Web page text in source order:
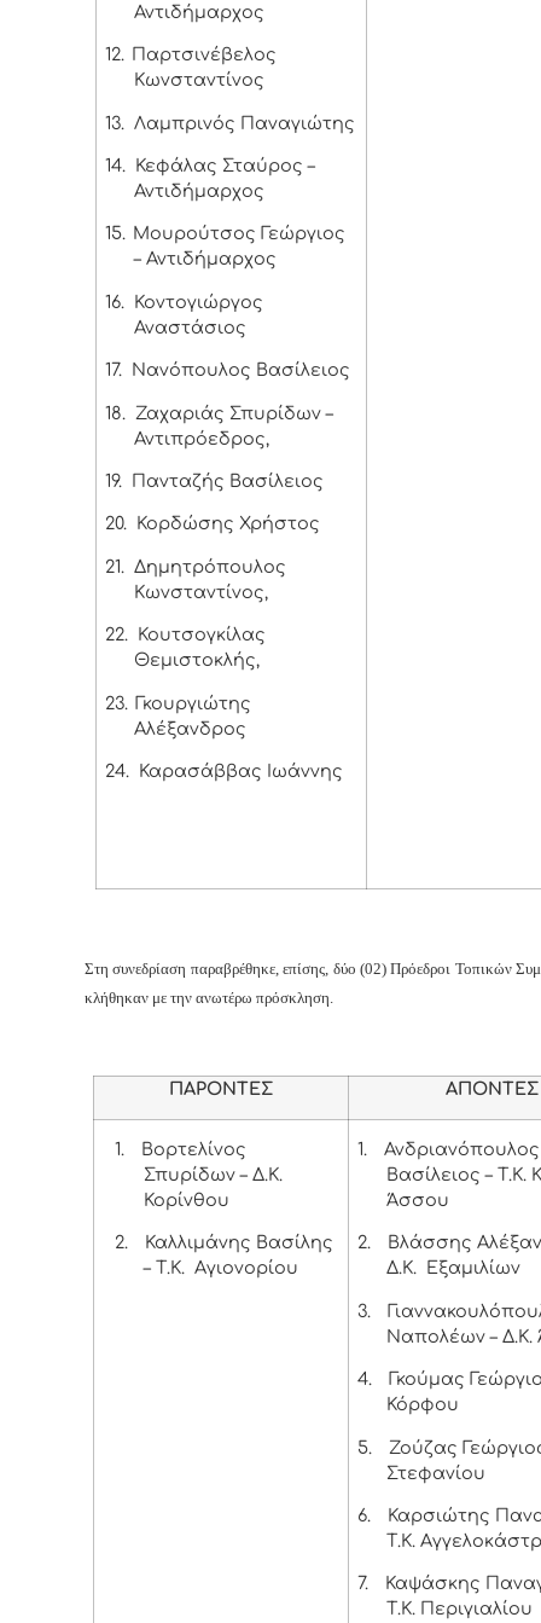
Αντιδήμαρχος
12. Παρτσινέβελος
Κωνσταντίνος
13. Λαμπρινός Παναγιώτης
14.
Κεφάλας Σταύρος –
Αντιδήμαρχος
15. Μουρούτσος Γεώργιος
– Αντιδήμαρχος
16.
Κοντογιώργος
Αναστάσιος
17. Νανόπουλος Βασίλειος
18.
Ζαχαριάς Σπυρίδων –
Αντιπρόεδρος,
19. Πανταζής Βασίλειος
20. Κορδώσης Χρήστος
21. Δημητρόπουλος
Κωνσταντίνος,
22.
Κουτσογκίλας
Θεμιστοκλής,
23. Γκουργιώτης
Αλέξανδρος
24. Καρασάββας Ιωάννης
Στη συνεδρίαση παραβρέθηκε, επίσης, δύο (02) Πρόεδροι Τοπικών
κλήθηκαν με την ανωτέρω πρόσκληση.
ΠΑΡΟΝΤΕΣ ΑΠΟΝΤΕΣ
1.
Βορτελίνος
Σπυρίδων – Δ.Κ.
Κορίνθου
2.
Καλλιμάνης Βασίλης
– Τ.Κ. Αγιονορίου
1.
Ανδριανόπουλος
Βασίλειος – Τ.Κ.
Άσσου
2.
Βλάσσης
Δ.Κ. Εξαμιλίων
3.
Ναπολέων –
4.
Γκούμας
Κόρφου
5.
Ζούζας
Στεφανίου
6.
Καρσιώτης
Τ.Κ.
7.
Καψάσκης
Τ.Κ. Περιγιαλίου